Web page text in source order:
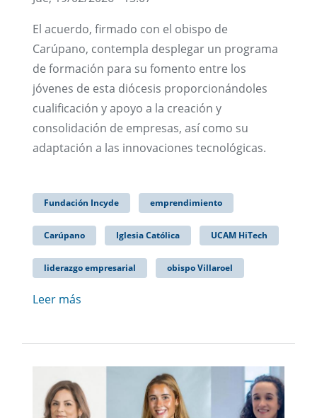
El acuerdo, firmado con el obispo de
Carúpano, contempla desplegar un programa
de formación para su fomento entre los
jóvenes de esta diócesis proporcionándoles
cualificación y apoyo a la creación y
consolidación de empresas, así como su
adaptación a las innovaciones tecnológicas.
Fundación Incyde emprendimiento
Carúpano Iglesia Católica UCAM HiTech
liderazgo empresarial obispo Villaroel
Leer más